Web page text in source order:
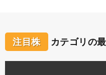
注目株 カテゴリの